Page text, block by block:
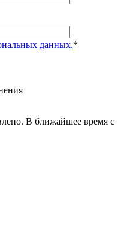
данных.*
В ближайшее время с